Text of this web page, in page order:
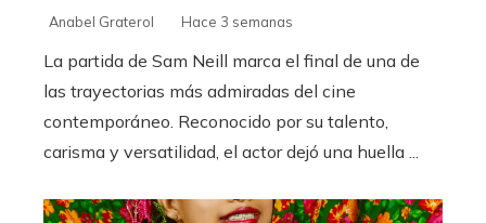
Anabel Graterol Hace 3 semanas
La partida de Sam Neill marca el final de una de
las trayectorias más admiradas del cine
contemporáneo. Reconocido por su talento,
carisma y versatilidad, el actor dejó una huella ...